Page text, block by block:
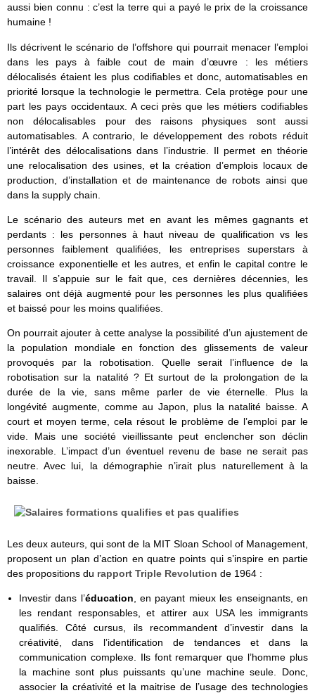
aussi bien connu : c’est la terre qui a payé le prix de la croissance
humaine !
Ils décrivent le scénario de l’offshore qui pourrait menacer l’emploi
dans les pays à faible cout de main d’œuvre : les métiers
délocalisés étaient les plus codifiables et donc, automatisables en
priorité lorsque la technologie le permettra. Cela protège pour une
part les pays occidentaux. A ceci près que les métiers codifiables
non délocalisables pour des raisons physiques sont aussi
automatisables. A contrario, le développement des robots réduit
l’intérêt des délocalisations dans l’industrie. Il permet en théorie
une relocalisation des usines, et la création d’emplois locaux de
production, d’installation et de maintenance de robots ainsi que
dans la supply chain.
Le scénario des auteurs met en avant les mêmes gagnants et
perdants : les personnes à haut niveau de qualification vs les
personnes faiblement qualifiées, les entreprises superstars à
croissance exponentielle et les autres, et enfin le capital contre le
travail. Il s’appuie sur le fait que, ces dernières décennies, les
salaires ont déjà augmenté pour les personnes les plus qualifiées
et baissé pour les moins qualifiées.
On pourrait ajouter à cette analyse la possibilité d’un ajustement de
la population mondiale en fonction des glissements de valeur
provoqués par la robotisation. Quelle serait l’influence de la
robotisation sur la natalité ? Et surtout de la prolongation de la
durée de la vie, sans même parler de vie éternelle. Plus la
longévité augmente, comme au Japon, plus la natalité baisse. A
court et moyen terme, cela résout le problème de l’emploi par le
vide. Mais une société vieillissante peut enclencher son déclin
inexorable. L’impact d’un éventuel revenu de base ne serait pas
neutre. Avec lui, la démographie n’irait plus naturellement à la
baisse.
Les deux auteurs, qui sont de la MIT Sloan School of Management,
proposent un plan d’action en quatre points qui s’inspire en partie
des propositions du rapport Triple Revolution de 1964 :
Investir dans l’éducation , en payant mieux les enseignants, en
les rendant responsables, et attirer aux USA les immigrants
qualifiés. Côté cursus, ils recommandent d’investir dans la
créativité, dans l’identification de tendances et dans la
communication complexe. Ils font remarquer que l’homme plus
la machine sont plus puissants qu’une machine seule. Donc,
associer la créativité et la maitrise de l’usage des technologies